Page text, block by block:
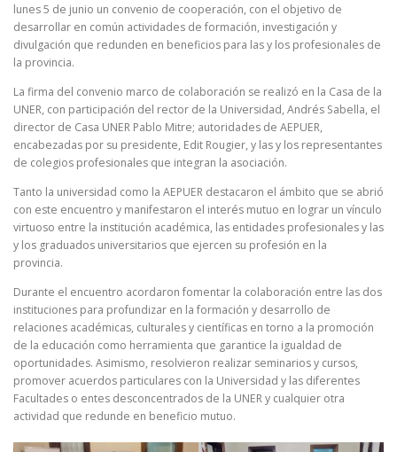
lunes 5 de junio un convenio de cooperación, con el objetivo de
desarrollar en común actividades de formación, investigación y
divulgación que redunden en beneficios para las y los profesionales de
la provincia.
La firma del convenio marco de colaboración se realizó en la Casa de la
UNER, con participación del rector de la Universidad, Andrés Sabella, el
director de Casa UNER Pablo Mitre; autoridades de AEPUER,
encabezadas por su presidente, Edit Rougier, y las y los representantes
de colegios profesionales que integran la asociación.
Tanto la universidad como la AEPUER destacaron el ámbito que se abrió
con este encuentro y manifestaron el interés mutuo en lograr un vínculo
virtuoso entre la institución académica, las entidades profesionales y las
y los graduados universitarios que ejercen su profesión en la
provincia.
Durante el encuentro acordaron fomentar la colaboración entre las dos
instituciones para profundizar en la formación y desarrollo de
relaciones académicas, culturales y científicas en torno a la promoción
de la educación como herramienta que garantice la igualdad de
oportunidades. Asimismo, resolvieron realizar seminarios y cursos,
promover acuerdos particulares con la Universidad y las diferentes
Facultades o entes desconcentrados de la UNER y cualquier otra
actividad que redunde en beneficio mutuo.